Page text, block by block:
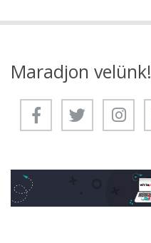
Maradjon velünk!